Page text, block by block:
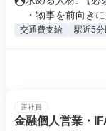
・物事を前向きに
交通費支給 駅近5分
正社員
金融個人営業・